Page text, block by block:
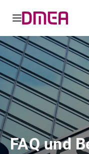
Navigation öffnen
FAQ und